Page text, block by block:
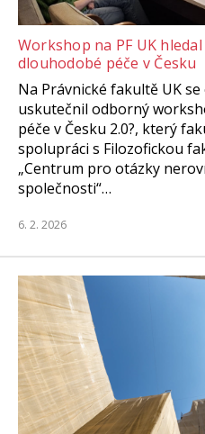
Workshop na PF UK
dlouhodobé péče v Česku
Na Právnické fakultě UK
uskutečnil odborný
péče v Česku 2.0?, který
spolupráci s Filozofickou
„Centrum pro otázky
společnosti“…
6. 2. 2026